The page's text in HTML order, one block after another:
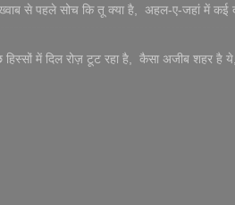
से पहले सोच कि तू क्या है, अहल-ए-जहां में कई
में दिल रोज़ टूट रहा है, कैसा अजीब शहर है